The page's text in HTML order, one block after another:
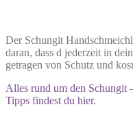
Der Schungit
daran, dass d jederzeit in
getragen von Schutz und
Alles rund um den Schungit
Tipps findest du hier.